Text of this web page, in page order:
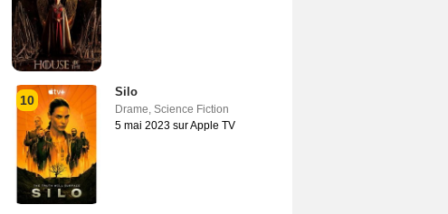
10
Silo
Drame, Science Fiction
5 mai 2023 sur Apple TV